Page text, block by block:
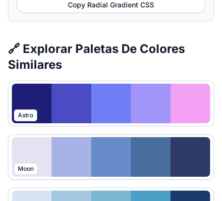
Copy Radial Gradient CSS
🔗 Explorar Paletas De Colores
Similares
Astro
Moon